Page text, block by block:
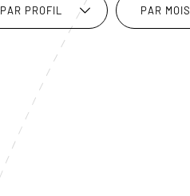
PAR PROFIL PAR MOIS